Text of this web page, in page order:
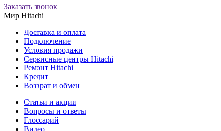
Заказать звонок
Мир Hitachi
Доставка и оплата
Подключение
Условия продажи
Сервисные центры Hitachi
Ремонт Hitachi
Кредит
Возврат и обмен
Cтатьи и акции
Вопросы и ответы
Глоссарий
Видео